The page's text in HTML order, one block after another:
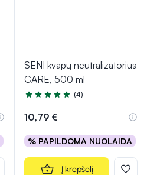
SENI kvapų neutralizatorius
CARE, 500 ml
Įvertinimas 5.0 iš 5
(4)
10,79 €
% PAPILDOMA NUOLAIDA
Į krepšelį